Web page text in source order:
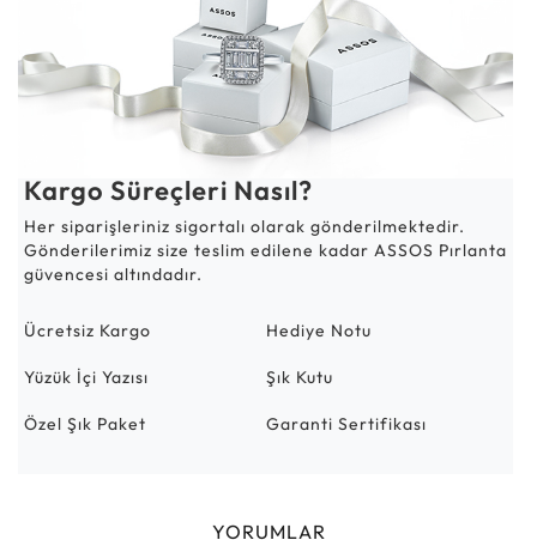
Kargo Süreçleri Nasıl?
Her siparişleriniz sigortalı olarak gönderilmektedir.
Gönderilerimiz size teslim edilene kadar ASSOS Pırlanta
güvencesi altındadır.
Ücretsiz Kargo Hediye Notu
Yüzük İçi Yazısı Şık Kutu
Özel Şık Paket Garanti Sertifikası
YORUMLAR